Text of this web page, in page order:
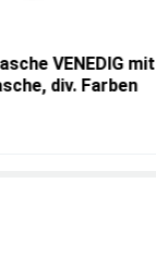
VENEDIG mit
div. Farben